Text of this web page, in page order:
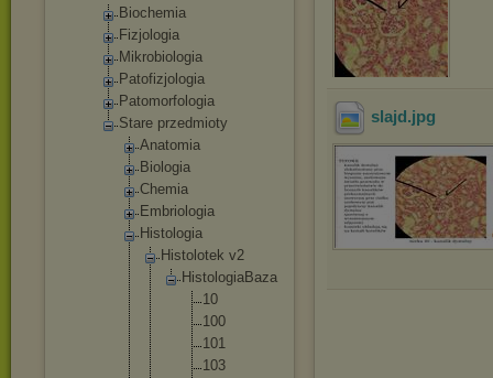
Biochemia
Fizjologia
Mikrobiologia
Patofizjologia
Patomorfologia
Stare przedmioty
Anatomia
Biologia
Chemia
Embriologia
Histologia
Histolotek v2
Histo logiaBaza
10
100
101
103
slajd .jpg